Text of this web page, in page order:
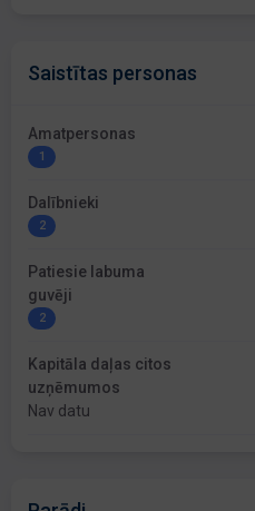
Saistītas personas
Amatpersonas
1
Dalībnieki
2
Patiesie labuma
guvēji
2
Kapitāla daļas citos
uzņēmumos
Nav datu